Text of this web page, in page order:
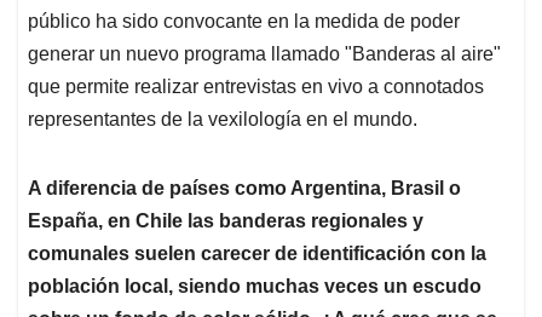
público ha sido convocante en la medida de poder
generar un nuevo programa llamado "Banderas al aire"
que permite realizar entrevistas en vivo a connotados
representantes de la vexilología en el mundo.
A diferencia de países como Argentina, Brasil o
España, en Chile las banderas regionales y
comunales suelen carecer de identificación con la
población local, siendo muchas veces un escudo